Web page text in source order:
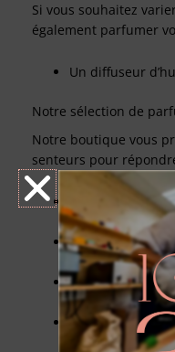
Si vous souhaitez
également parfumer
Un diffuseur
Notre sélection de
Notre boutique vous
senteurs pour
Fragrances
pétillante et
Notes florales :
romantique
Senteurs
chaleureux et
Parfums
cocooning et